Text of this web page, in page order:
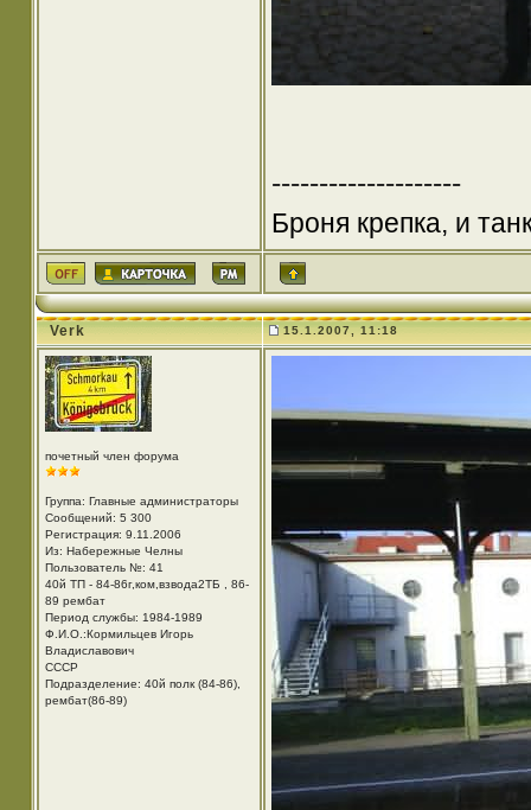
--------------------
Броня крепка, и
Verk 15.1.2007, 11:18
почетный член форума
Группа: Главные администраторы
Сообщений: 5 300
Регистрация: 9.11.2006
Из: Набережные Челны
Пользователь №: 41
40й ТП - 84-86г,ком,взвода2ТБ , 86-
89 рембат
Период службы: 1984-1989
Ф.И.О.:Кормильцев Игорь
Владиславович
СССР
Подразделение: 40й полк (84-86),
рембат(86-89)